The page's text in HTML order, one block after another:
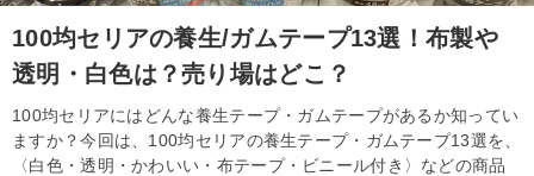
100均セリアの養生/ガムテープ13選！布製や
透明・白色は？売り場はどこ？
100均セリアにはどんな養生テープ・ガムテープがあるか知ってい
ますか？今回は、100均セリアの養生テープ・ガムテープ13選を、
〈白色・透明・かわいい・布テープ・ビニール付き〉などの商品